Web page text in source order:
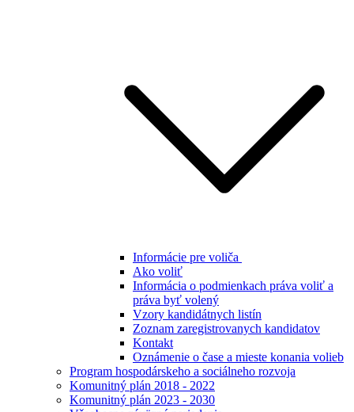
Informácie pre voliča
Ako voliť
Informácia o podmienkach práva voliť a
práva byť volený
Vzory kandidátnych listín
Zoznam zaregistrovanych kandidatov
Kontakt
Oznámenie o čase a mieste konania volieb
Program hospodárskeho a sociálneho rozvoja
Komunitný plán 2018 - 2022
Komunitný plán 2023 - 2030